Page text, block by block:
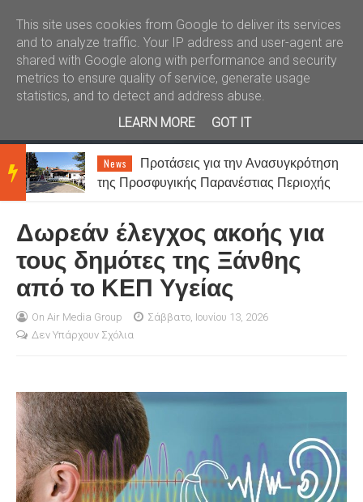
Καλώς ήλθατε Kral News
BRE
AKIN
NEW
News
Προτάσεις για την Ανασυγκρότηση
της Προσφυγικής Παρανέστιας Περιοχής
Δωρεάν έλεγχος ακοής για
τους δημότες της Ξάνθης
από το ΚΕΠ Υγείας
On Air Media Group
Σάββατο, Ιουνίου 13, 2026
Δεν Υπάρχουν Σχόλια
This site uses cookies from Google to deliver its services
and to analyze traffic. Your IP address and user-agent are
shared with Google along with performance and security
metrics to ensure quality of service, generate usage
statistics, and to detect and address abuse.
LEARN MORE
GOT IT